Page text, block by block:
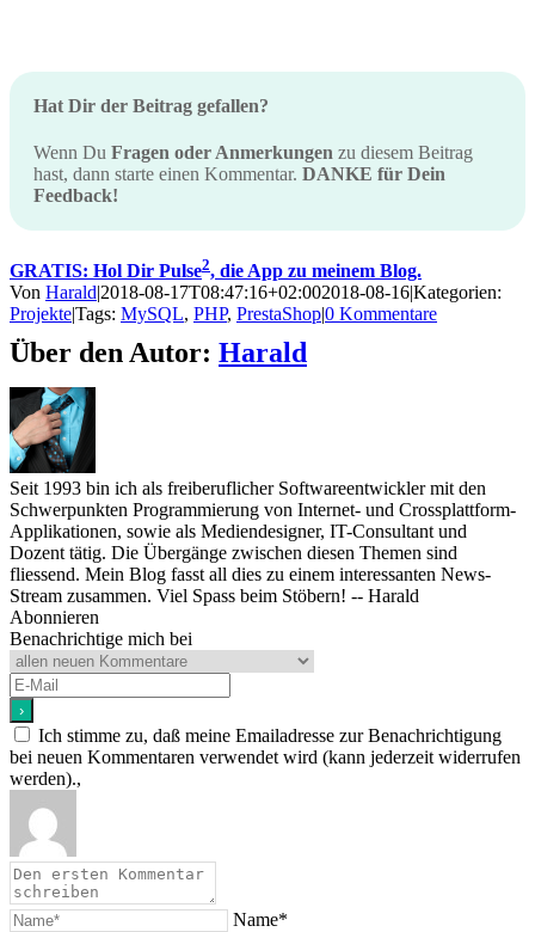
Hat Dir der Beitrag gefallen?
Wenn Du Fragen oder Anmerkungen zu diesem Beitrag
hast, dann starte einen Kommentar. DANKE für Dein
Feedback!
GRATIS: Hol Dir Pulse2, die App zu meinem Blog.
Von Harald|2018-08-17T08:47:16+02:002018-08-16|Kategorien:
Projekte|Tags: MySQL, PHP, PrestaShop|0 Kommentare
Über den Autor: Harald
Seit 1993 bin ich als freiberuflicher Softwareentwickler mit den
Schwerpunkten Programmierung von Internet- und Crossplattform-
Applikationen, sowie als Mediendesigner, IT-Consultant und
Dozent tätig. Die Übergänge zwischen diesen Themen sind
fliessend. Mein Blog fasst all dies zu einem interessanten News-
Stream zusammen. Viel Spass beim Stöbern! -- Harald
Abonnieren
Benachrichtige mich bei
Ich stimme zu, daß meine Emailadresse zur Benachrichtigung
bei neuen Kommentaren verwendet wird (kann jederzeit widerrufen
werden).,
Name*